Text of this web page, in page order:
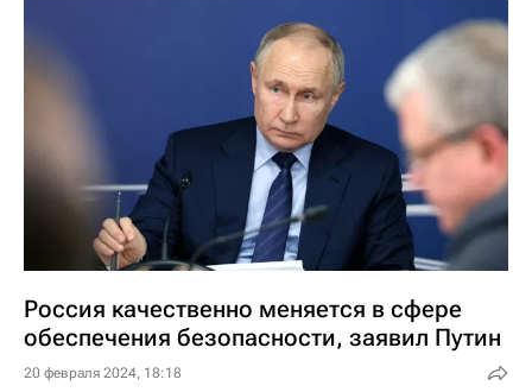
Россия качественно меняется в сфере
обеспечения безопасности, заявил Путин
20 февраля 2024, 18:18